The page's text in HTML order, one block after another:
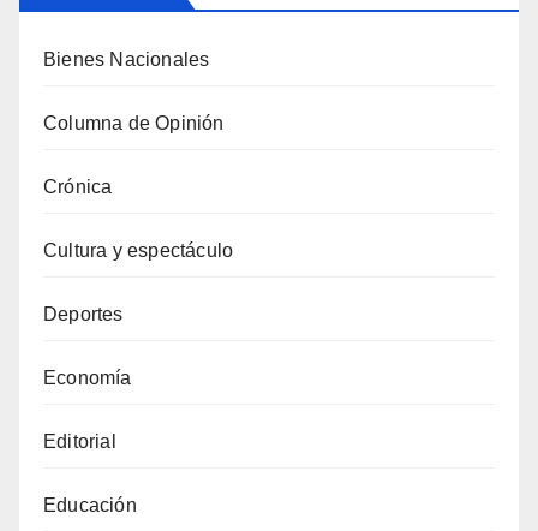
Bienes Nacionales
Columna de Opinión
Crónica
Cultura y espectáculo
Deportes
Economía
Editorial
Educación